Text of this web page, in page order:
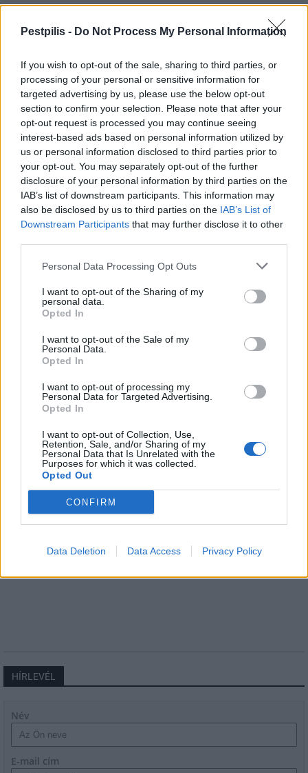
Pestpilis - Do Not Process My Personal Information
If you wish to opt-out of the sale, sharing to third parties, or
processing of your personal or sensitive information for
targeted advertising by us, please use the below opt-out
section to confirm your selection. Please note that after your
opt-out request is processed you may continue seeing
interest-based ads based on personal information utilized by
us or personal information disclosed to third parties prior to
your opt-out. You may separately opt-out of the further
disclosure of your personal information by third parties on the
IAB’s list of downstream participants. This information may
also be disclosed by us to third parties on the IAB’s List of
Downstream Participants that may further disclose it to other
Personal Data Processing Opt Outs
I want to opt-out of the Sharing of my
personal data.
Opted In
I want to opt-out of the Sale of my
Personal Data.
Opted In
I want to opt-out of processing my
Personal Data for Targeted Advertising.
Opted In
I want to opt-out of Collection, Use,
Retention, Sale, and/or Sharing of my
Personal Data that Is Unrelated with the
Purposes for which it was collected.
Opted Out
CONFIRM
Data Deletion Data Access Privacy Policy
Szakirányú továbbképzésekkel segíti idén is a
társadalmi kihívások leküzdését a Gál Ferenc Egyetem
Országos
A lakosságra is fontos szerep hárul a szúnyoginvázió
elkerülésében
Itt az ÉVOSZ megoldása a hőhullámok és az
HÍRLEVÉL
Név
E-mail cím